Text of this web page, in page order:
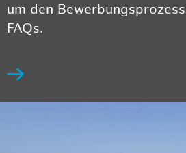
um den
FAQs.